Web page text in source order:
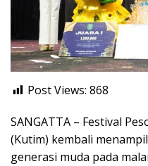
Post Views: 868
SANGATTA – Festival
(Kutim) kembali
generasi muda pada